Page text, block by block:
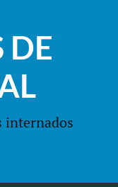
DE
internados